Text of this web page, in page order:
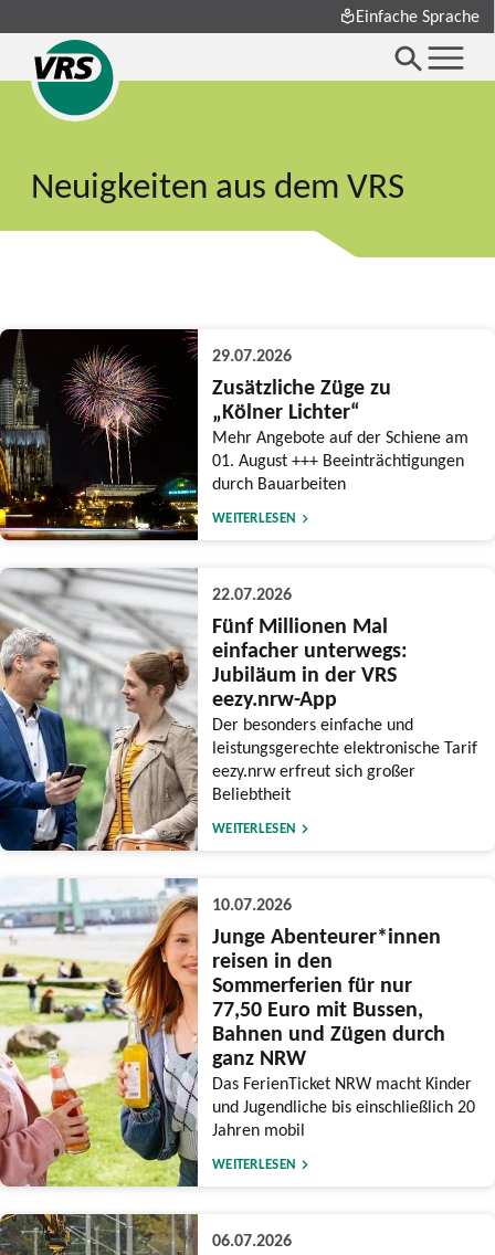
Einfache Sprache
Neuigkeiten aus dem VRS
29.07.2026
Zusätzliche Züge zu
„Kölner Lichter“
Mehr Angebote auf der Schiene am
01. August +++ Beeinträchtigungen
durch Bauarbeiten
WEITERLESEN
22.07.2026
Fünf Millionen Mal
einfacher unterwegs:
Jubiläum in der VRS
eezy.nrw-App
Der besonders einfache und
leistungsgerechte elektronische Tarif
eezy.nrw erfreut sich großer
Beliebtheit
WEITERLESEN
10.07.2026
Junge Abenteurer*innen
reisen in den
Sommerferien für nur
77,50 Euro mit Bussen,
Bahnen und Zügen durch
ganz NRW
Das FerienTicket NRW macht Kinder
und Jugendliche bis einschließlich 20
Jahren mobil
WEITERLESEN
06.07.2026